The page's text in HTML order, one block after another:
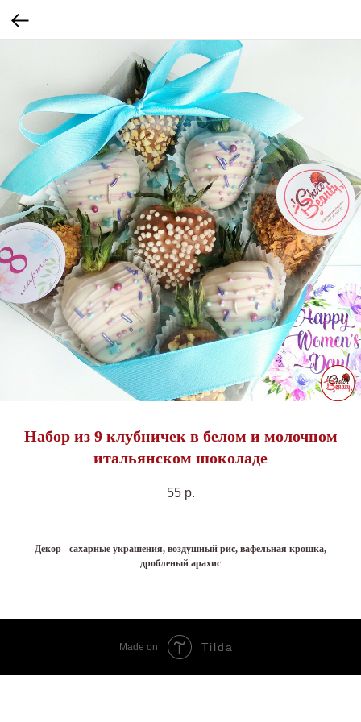
Набор из 9 клубничек в белом и молочном
итальянском шоколаде
55 р.
Декор - сахарные украшения, воздушный рис, вафельная крошка,
дробленый арахис
Made on Tilda